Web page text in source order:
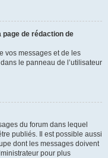
page de rédaction de
vos messages et de les
le panneau de l’utilisateur
du forum dans lequel
publiés. Il est possible aussi
dont les messages doivent
pour plus